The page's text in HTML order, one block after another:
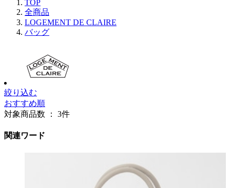
TOP
全商品
LOGEMENT DE CLAIRE
バッグ
絞り込む
おすすめ順
対象商品数 ： 3件
関連ワード